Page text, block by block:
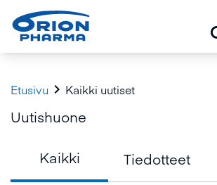
Etusivu  Kaikki uutiset
Uutishuone
Kaikki Tiedotteet